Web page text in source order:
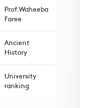
Prof.Waheeba
Faree
Ancient
History
University
ranking